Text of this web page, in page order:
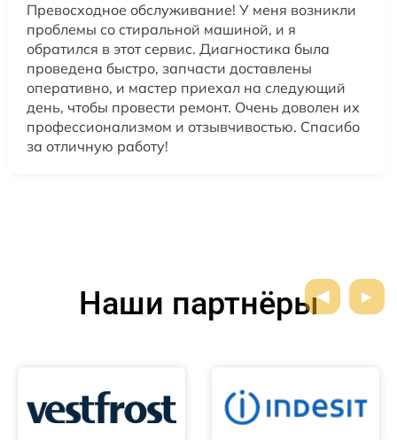
Превосходное обслуживание! У меня возникли
проблемы со стиральной машиной, и я
обратился в этот сервис. Диагностика была
проведена быстро, запчасти доставлены
оперативно, и мастер приехал на следующий
день, чтобы провести ремонт. Очень доволен их
профессионализмом и отзывчивостью. Спасибо
за отличную работу!
Наши партнёры